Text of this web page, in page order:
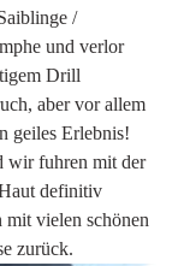
/
und verlor
Drill
aber vor allem
geiles Erlebnis!
wir fuhren mit der
definitiv
mit vielen schönen
zurück.